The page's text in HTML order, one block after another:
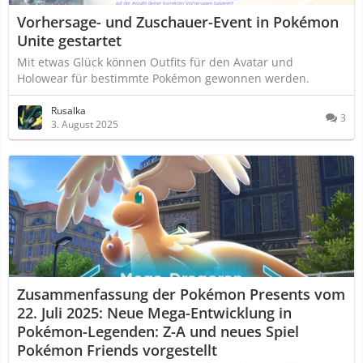
Vorhersage- und Zuschauer-Event in Pokémon
Unite gestartet
Mit etwas Glück können Outfits für den Avatar und
Holowear für bestimmte Pokémon gewonnen werden.
Rusalka
3. August 2025
3
Zusammenfassung der Pokémon Presents vom
22. Juli 2025: Neue Mega-Entwicklung in
Pokémon-Legenden: Z-A und neues Spiel
Pokémon Friends vorgestellt